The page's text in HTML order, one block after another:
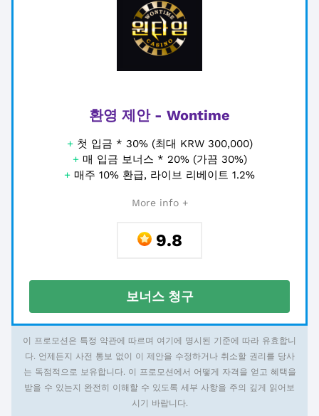
환영 제안 - Wontime
+ 첫 입금 * 30% (최대 KRW 300,000)
+ 매 입금 보너스 * 20% (가끔 30%)
+ 매주 10% 환급, 라이브 리베이트 1.2%
More info +
9.8
보너스 청구
이 프로모션은 특정 약관에 따르며 여기에 명시된 기준에 따라 유효합니
다. 언제든지 사전 통보 없이 이 제안을 수정하거나 취소할 권리를 당사
는 독점적으로 보유합니다. 이 프로모션에서 어떻게 자격을 얻고 혜택을
받을 수 있는지 완전히 이해할 수 있도록 세부 사항을 주의 깊게 읽어보
시기 바랍니다.